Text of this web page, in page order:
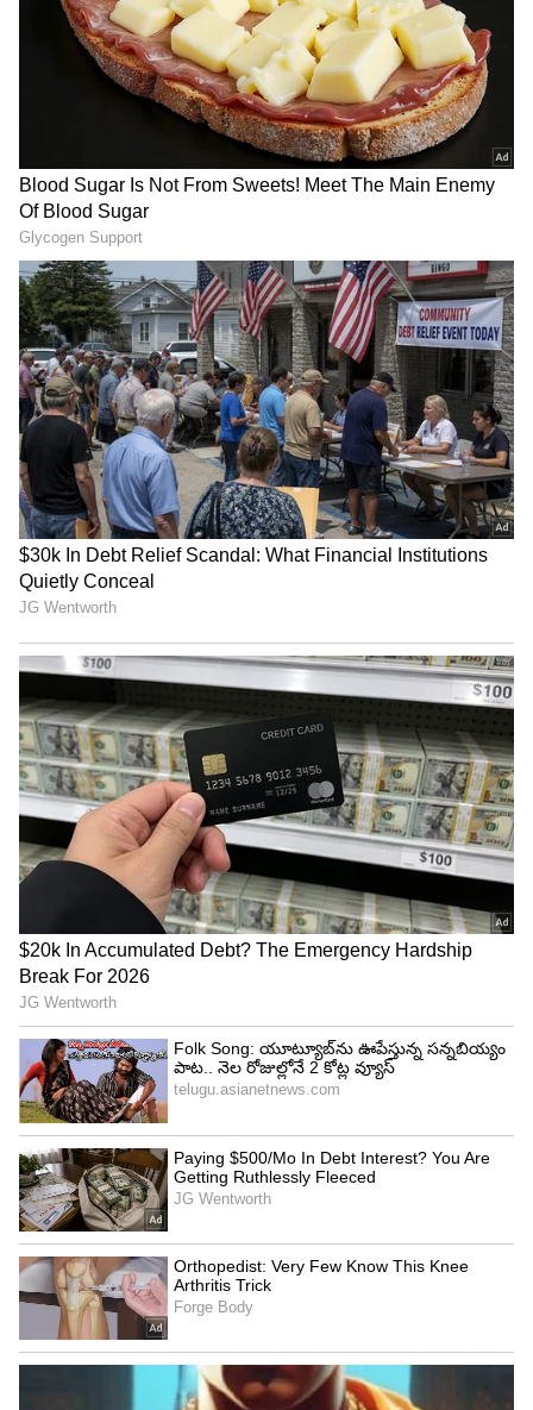
అప్పిరాజు(జగపతిబాబు) తిరగని ఆఫీస్‌ లేదు, నాయకుడు
లేడు. ఎర్రజెండా పట్టుకొని రోజూ రైల్‌ని ఆపే ప్రయత్నం
చేస్తుంటాడు. కానీ అక్కడ ట్రైన్‌ ఆపరు. ఒక ఎమ్మెల్యే వద్ద
తనకి కూడా దారుణమైన అవమానం జరుగుతుంది. దీంతో
అది తట్టుకోలేక ట్రైన్‌ పట్టాలపై అడ్డంగా ఎర్ర క్లాత్‌ ఊపినా
ప్రయోజనం లేదు. ఈ యాక్సిడెంట్‌లో తన ప్రాణాలనే
పోగొట్టుకుంటాడు. దీంతో అప్పిరాజు కోసం, తమ గుర్తింపు
కోసం, తమ ఊరు గుర్తింపు కోసం, తమ ఊరుకి ట్రైన్‌ని
తీసుకురావడం కోసం పెద్ది ఏం చేశాడు? కుస్తీలో నేషనల్‌
ఛాంపియన్‌గా ఎదిగాడా? కుస్తీ నుంచి రన్నింగ్‌ వైపు
ఎందుకు వెళ్లాడు? తనపై జరిగిన కుట్రలేంటి? తమ వారి
గుర్తింపు కోసం ఆయన చేసిన పోరాటం ఏంటనేది మిగిలిన
సినిమా.